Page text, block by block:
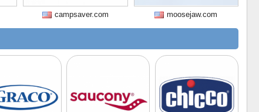
campsaver.com moosejaw.com